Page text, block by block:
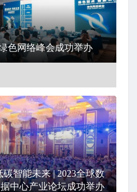
色网络峰会成功举办
智能未来 | 2023全球数
据中心产业论坛成功举办